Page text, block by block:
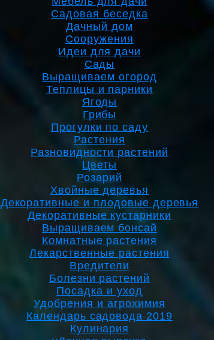
Садовая беседка
Дачный дом
Сооружения
Идеи для дачи
Сады
Выращиваем огород
Теплицы и парники
Ягоды
Грибы
Прогулки по саду
Растения
Разновидности растений
Цветы
Розарий
Хвойные деревья
Декоративные и плодовые деревья
Декоративные кустарники
Выращиваем бонсай
Комнатные растения
Лекарственные растения
Вредители
Болезни растений
Посадка и уход
Удобрения и агрохимия
Календарь садовода 2019
Кулинария